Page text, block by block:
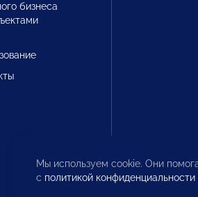
бизнеса
Мы используем cookie. Они
с политикой конфиденциальности